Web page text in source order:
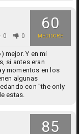
60
MEDIOCRE
0 0
mejor. Y en mi
si antes eran
momentos en los
algunas
con "the only
estas.
85